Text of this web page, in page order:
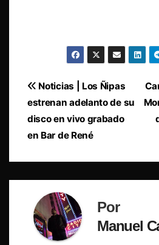
Navegación
de
entradas
Noticias | Los Ñipas
estrenan adelanto de su
disco en vivo grabado
en Bar de René
Por
Manuel